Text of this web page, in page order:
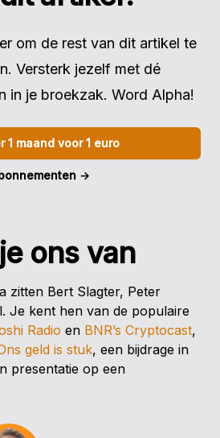
om de rest van dit artikel te
Versterk jezelf met dé
in je broekzak. Word Alpha!
1 maand voor 1 euro
→
ons van
zitten Bert Slagter, Peter
Je kent hen van de populaire
Radio en BNR’s Cryptocast,
geld is stuk, een bijdrage in
presentatie op een